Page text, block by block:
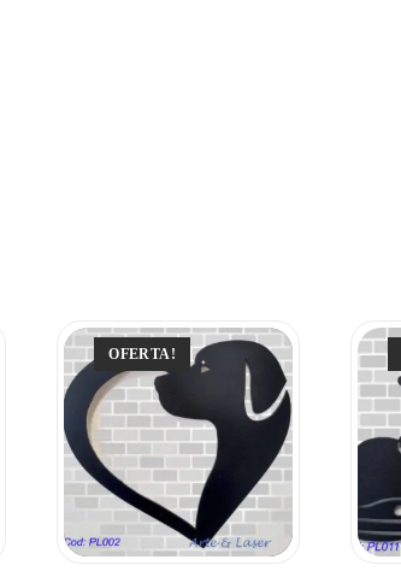
OFERTA!